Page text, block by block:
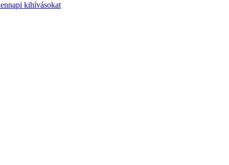
kihívásokat